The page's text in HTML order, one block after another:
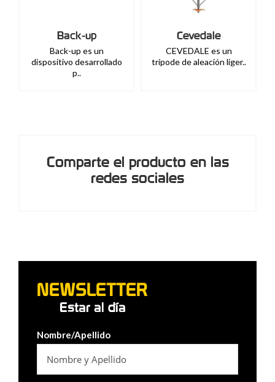
Cevedale
CEVEDALE es un
trípode de aleación liger..
Mouse Work
Casco para la seguridad
laboral, para la..
Comparte el producto en las
redes sociales
NEWSLETTER
Estar al día
Nombre/Apellido